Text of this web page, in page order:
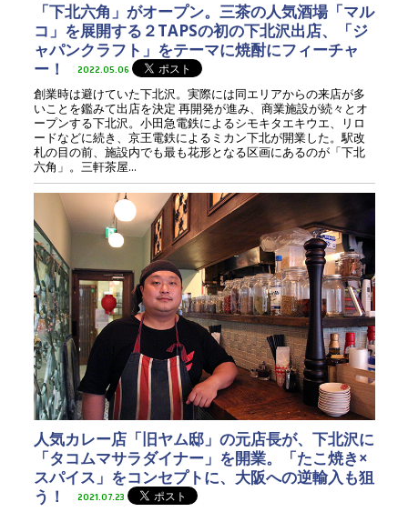
「下北六角」がオープン。三茶の人気酒場「マル
コ」を展開する２TAPSの初の下北沢出店、「ジ
ャパンクラフト」をテーマに焼酎にフィーチャ
ー！
2022.05.06
創業時は避けていた下北沢。実際には同エリアからの来店が多
いことを鑑みて出店を決定 再開発が進み、商業施設が続々とオ
ープンする下北沢。小田急電鉄によるシモキタエキウエ、リロ
ードなどに続き、京王電鉄によるミカン下北が開業した。駅改
札の目の前、施設内でも最も花形となる区画にあるのが「下北
六角」。三軒茶屋...
人気カレー店「旧ヤム邸」の元店長が、下北沢に
「タコムマサラダイナー」を開業。「たこ焼き×
スパイス」をコンセプトに、大阪への逆輸入も狙
う！
2021.07.23